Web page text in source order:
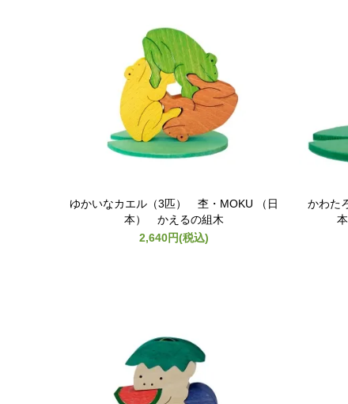
ゆかいなカエル（3匹） 杢・MOKU （日
本） かえるの組木
2,640円(税込)
かわた